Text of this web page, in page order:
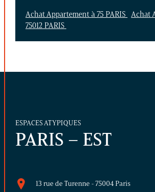
Achat Appartement à 75 PARIS
Achat
75012 PARIS
ESPACES ATYPIQUES
PARIS – EST
13 rue de Turenne - 75004 Paris